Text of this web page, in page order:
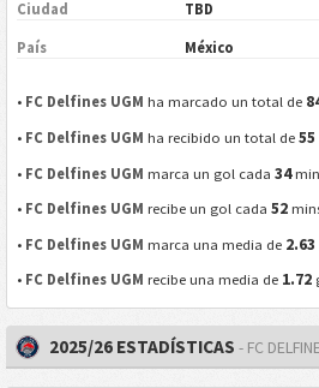
Ciudad TBD
País México
• FC Delfines UGM ha marcado un total de
• FC Delfines UGM ha recibido un total de55
• FC Delfines UGM marca un gol cada34
• FC Delfines UGM recibe un gol cada52
• FC Delfines UGM marca una media de 2.63
• FC Delfines UGM recibe una media de 1.72
2025/26 ESTADÍSTICAS - FC